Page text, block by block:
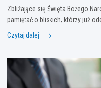
Zbliżające się Święta Bożego
pamiętać o bliskich, którzy już
Czytaj dalej